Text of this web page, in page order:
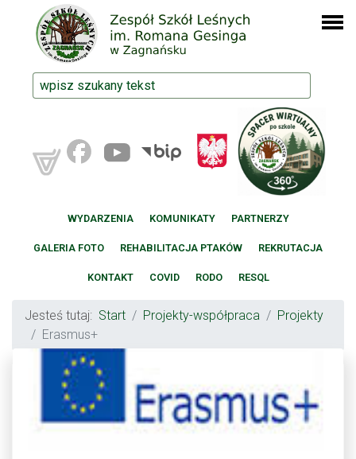
WYDARZENIA KOMUNIKATY PARTNERZY
GALERIA FOTO REHABILITACJA PTAKÓW REKRUTACJA
KONTAKT COVID RODO RESQL
Jesteś tutaj: Start Projekty-współpraca
Projekty
Erasmus+